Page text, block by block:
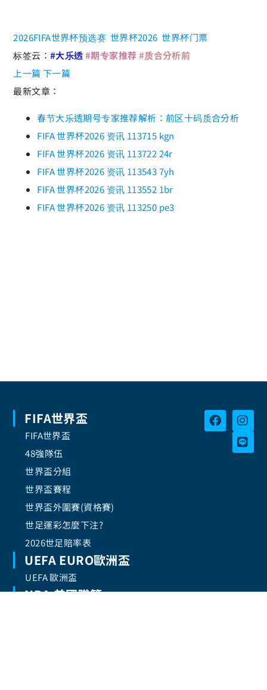
2026FIFA世界杯预选赛 世界杯2026 世界杯门票
标签云： #大乐透#期专家推荐#质合分析前
上一篇下一篇
最新文章：
春节大乐透期号专家推荐解析：前区十码质合分析
FIFA 世界杯2026 资讯 113715 kgn
FIFA 世界杯2026 资讯 113722 24r
FIFA 世界杯2026 资讯 113543 7yh
FIFA 世界杯2026 资讯 113552 1br
FIFA 世界杯2026 资讯 113250 pe3
FIFA世界盃
FIFA世界盃
48強隊伍
世界盃分組
世界盃賽程
世界盃外圍賽(資格賽)
世足運彩怎麼下注?
2026世足賠率表
UEFA EURO歐洲盃
UEFA 歐洲盃
NBA 美國職籃